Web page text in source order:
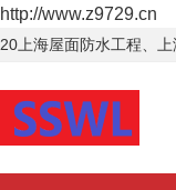
http://www.z9729.cn
20上海屋面防水工程、